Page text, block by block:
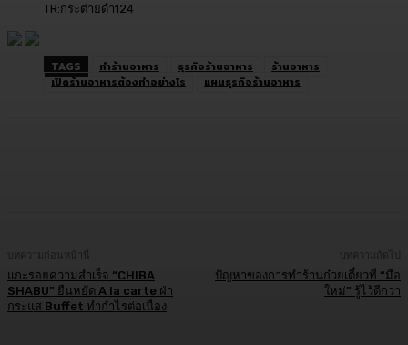
TR:กระต่ายดำ124
TAGS ทำร้านอาหาร ธุรกิจร้านอาหาร
ร้านอาหาร
เปิดร้านอาหารต้องทำอย่างไร
แผนธุรกิจร้านอาหาร
บทความก่อนหน้านี้
แกะรอยความสำเร็จ “CHIBA
SHABU” ยืนหยัด A la carte ฝ่า
กระแส Buffet ทำกำไรต่อเนื่อง
บทความถัดไป
ปัญหาของการทำร้านก๋วยเตี๋ยวที่ “มือ
ใหม่” รู้ไว้ดีกว่า